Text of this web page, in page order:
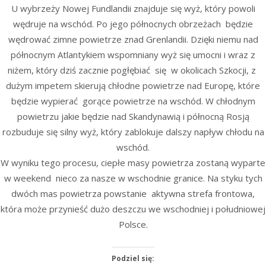
U wybrzeży Nowej Fundlandii znajduje się wyż, który powoli
wędruje na wschód. Po jego północnych obrzeżach będzie
wędrować zimne powietrze znad Grenlandii. Dzięki niemu nad
północnym Atlantykiem wspomniany wyż się umocni i wraz z
niżem, który dziś zacznie pogłębiać się w okolicach Szkocji, z
dużym impetem skierują chłodne powietrze nad Europę, które
będzie wypierać gorące powietrze na wschód. W chłodnym
powietrzu jakie będzie nad Skandynawią i północną Rosją
rozbuduje się silny wyż, który zablokuje dalszy napływ chłodu na
wschód.
W wyniku tego procesu, ciepłe masy powietrza zostaną wyparte
w weekend nieco za nasze w wschodnie granice. Na styku tych
dwóch mas powietrza powstanie aktywna strefa frontowa,
która może przynieść dużo deszczu we wschodniej i południowej
Polsce.
Podziel się: